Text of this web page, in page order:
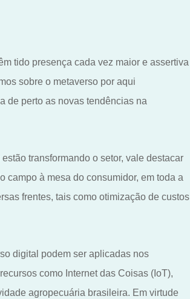
tido presença cada vez maior e assertiva
sobre o metaverso por aqui
de perto as novas tendências na
transformando o setor, vale destacar
campo à mesa do consumidor, em toda a
frentes, tais como otimização de custos
digital podem ser aplicadas nos
como Internet das Coisas (IoT),
agropecuária brasileira. Em virtude